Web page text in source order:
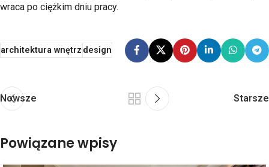
wraca po ciężkim dniu pracy.
architektura wnętrzdesign
Nowsze Starsze
Powiązane wpisy